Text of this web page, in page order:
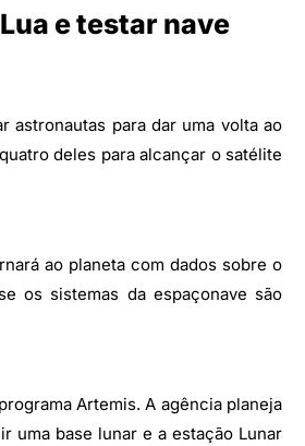
e testar nave
astronautas para dar uma volta ao
deles para alcançar o satélite
ao planeta com dados sobre o
os sistemas da espaçonave são
Artemis. A agência planeja
uma base lunar e a estação Lunar